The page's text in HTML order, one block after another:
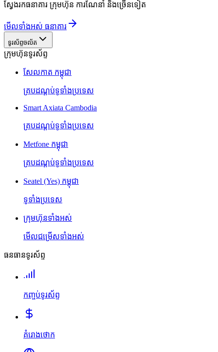
ស្វែងរកធនាគារ ក្រុមហ៊ុន ការណែនាំ និងច្រើនទៀត
មើលទាំងអស់ ធនាគារ
ទូរស័ព្ទចល័ត
ក្រុមហ៊ុនទូរស័ព្ទ
សែលកាត កម្ពុជា
គ្របដណ្តប់ទូទាំងប្រទេស
Smart Axiata Cambodia
គ្របដណ្តប់ទូទាំងប្រទេស
Metfone កម្ពុជា
គ្របដណ្តប់ទូទាំងប្រទេស
Seatel (Yes) កម្ពុជា
ទូទាំងប្រទេស
ក្រុមហ៊ុនទាំងអស់
មើលជម្រើសទាំងអស់
ធនធានទូរស័ព្ទ
កញ្ចប់ទូរស័ព្ទ
គំរោងថោក